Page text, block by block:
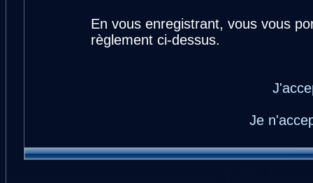
En vous enregistrant, vous vous
règlement ci-dessus.
Je